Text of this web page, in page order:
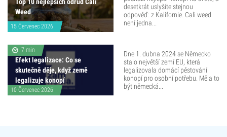
Top 10 nejlepších odrůd Cali
Weed
15 Červenec 2026
desetkrát uslyšíte stejnou
odpověď: z Kalifornie. Cali weed
není jedna...
7 min
Efekt legalizace: Co se
skutečně děje, když země
legalizuje konopí
10 Červenec 2026
Dne 1. dubna 2024 se Německo
stalo největší zemí EU, která
legalizovala domácí pěstování
konopí pro osobní potřebu. Měla to
být německá...